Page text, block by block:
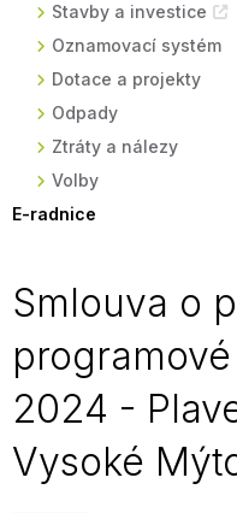
Stavby a investice
Oznamovací systém
Dotace a projekty
Odpady
Ztráty a nálezy
Volby
E-radnice
Smlouva o
2024 -
Vysoké